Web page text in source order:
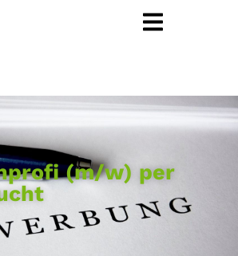
(m/w) per